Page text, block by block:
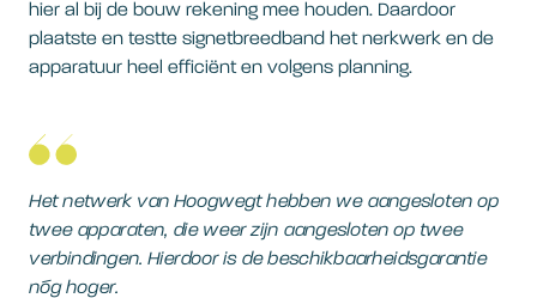
hier al bij de bouw rekening mee houden. Daardoor
plaatste en testte signetbreedband het nerkwerk en de
apparatuur heel efficiënt en volgens planning.
Het netwerk van Hoogwegt hebben we aangesloten op
twee apparaten, die weer zijn aangesloten op twee
verbindingen. Hierdoor is de beschikbaarheidsgarantie
nóg hoger.